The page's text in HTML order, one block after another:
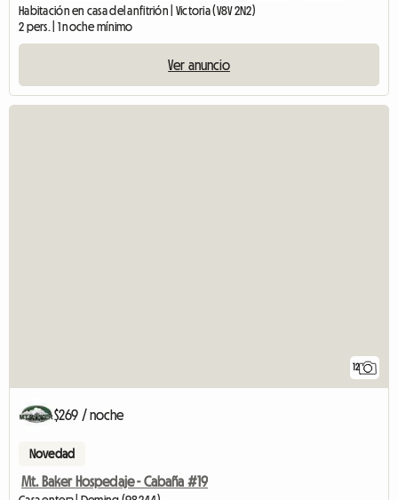
Habitación en casa del anfitrión | Victoria (V8V 2N2)
2 pers. | 1 noche mínimo
Ver anuncio
12
$269 / noche
Novedad
Mt. Baker Hospedaje - Cabaña #19